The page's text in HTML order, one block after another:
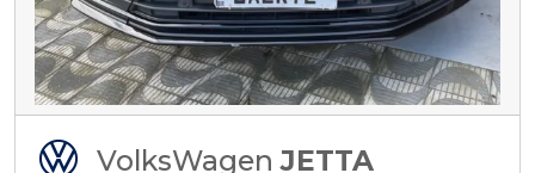
VolksWagenJETTA